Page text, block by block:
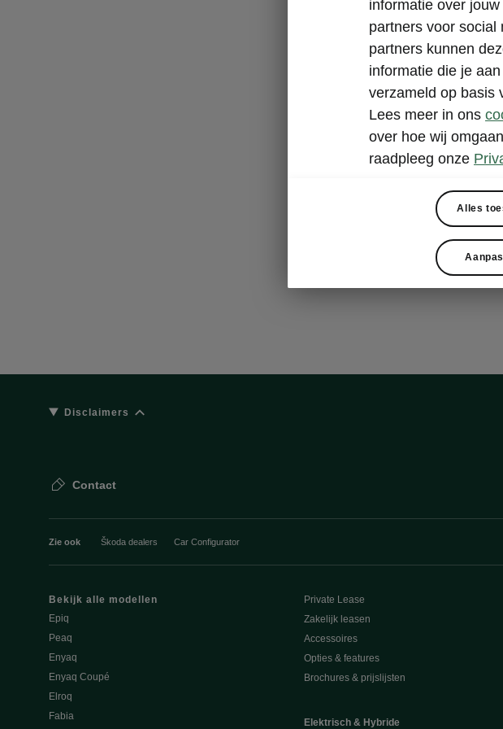
Disclaimers
Contact
Zie ook Škoda dealers Car Configurator
Bekijk alle modellen
Epiq
Peaq
Enyaq
Enyaq Coupé
Elroq
Fabia
Private Lease
Zakelijk leasen
Accessoires
Opties & features
Brochures & prijslijsten
Elektrisch & Hybride
informatie over
partners voor social
partners kunnen
informatie die je
verzameld op basis
Lees meer in ons
over hoe wij
raadpleeg onze
Alles